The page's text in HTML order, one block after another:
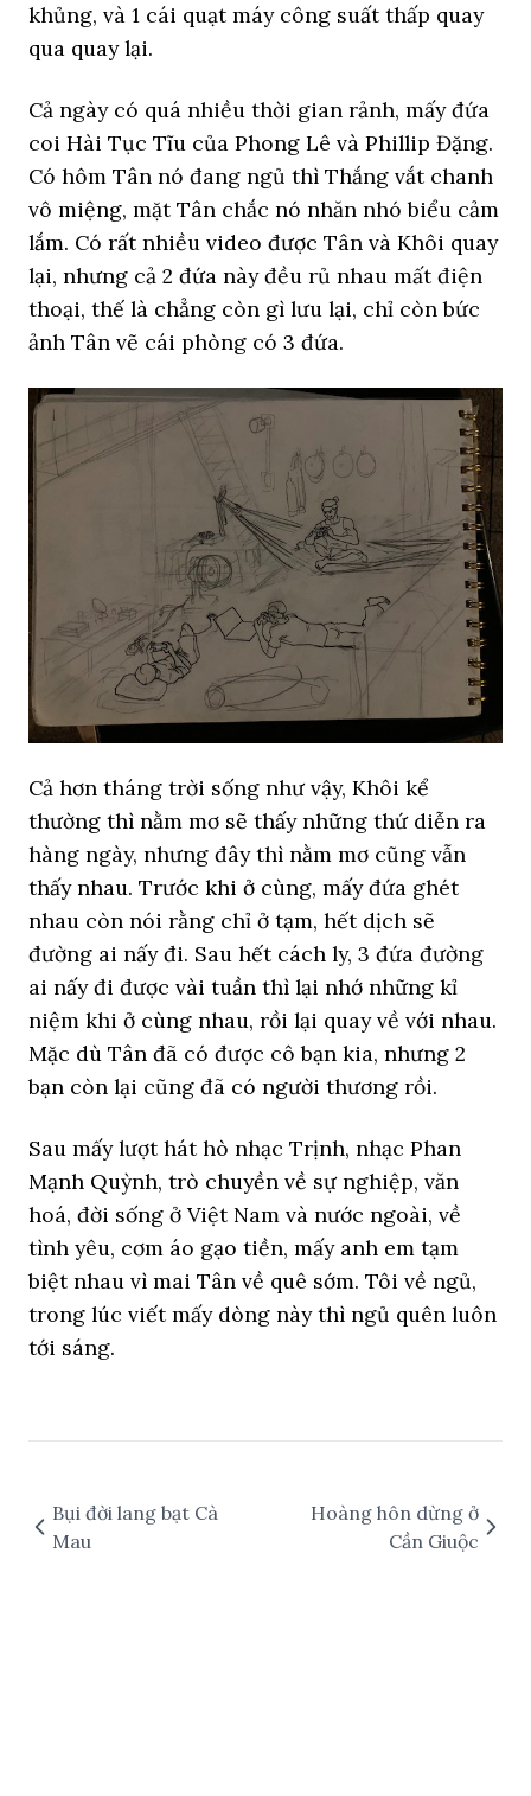
khủng, và 1 cái quạt máy công suất thấp quay
qua quay lại.
Cả ngày có quá nhiều thời gian rảnh, mấy đứa
coi Hài Tục Tĩu của Phong Lê và Phillip Đặng.
Có hôm Tân nó đang ngủ thì Thắng vắt chanh
vô miệng, mặt Tân chắc nó nhăn nhó biểu cảm
lắm. Có rất nhiều video được Tân và Khôi quay
lại, nhưng cả 2 đứa này đều rủ nhau mất điện
thoại, thế là chẳng còn gì lưu lại, chỉ còn bức
ảnh Tân vẽ cái phòng có 3 đứa.
Cả hơn tháng trời sống như vậy, Khôi kể
thường thì nằm mơ sẽ thấy những thứ diễn ra
hàng ngày, nhưng đây thì nằm mơ cũng vẫn
thấy nhau. Trước khi ở cùng, mấy đứa ghét
nhau còn nói rằng chỉ ở tạm, hết dịch sẽ
đường ai nấy đi. Sau hết cách ly, 3 đứa đường
ai nấy đi được vài tuần thì lại nhớ những kỉ
niệm khi ở cùng nhau, rồi lại quay về với nhau.
Mặc dù Tân đã có được cô bạn kia, nhưng 2
bạn còn lại cũng đã có người thương rồi.
Sau mấy lượt hát hò nhạc Trịnh, nhạc Phan
Mạnh Quỳnh, trò chuyền về sự nghiệp, văn
hoá, đời sống ở Việt Nam và nước ngoài, về
tình yêu, cơm áo gạo tiền, mấy anh em tạm
biệt nhau vì mai Tân về quê sớm. Tôi về ngủ,
trong lúc viết mấy dòng này thì ngủ quên luôn
tới sáng.
Bụi đời lang bạt Cà
Mau
Hoàng hôn dừng ở
Cần Giuộc